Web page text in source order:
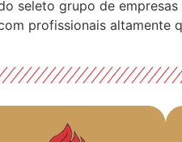
seleto grupo de
profissionais altamente